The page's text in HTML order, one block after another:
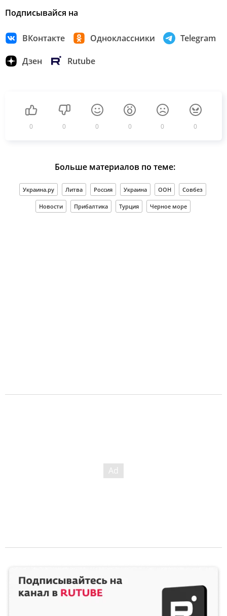
Подписывайся на
ВКонтакте Одноклассники Telegram
Дзен Rutube
0 0 0 0 0 0
Больше материалов по теме:
Украина.ру Литва Россия Украина ООН Совбез
Новости Прибалтика Турция Черное море